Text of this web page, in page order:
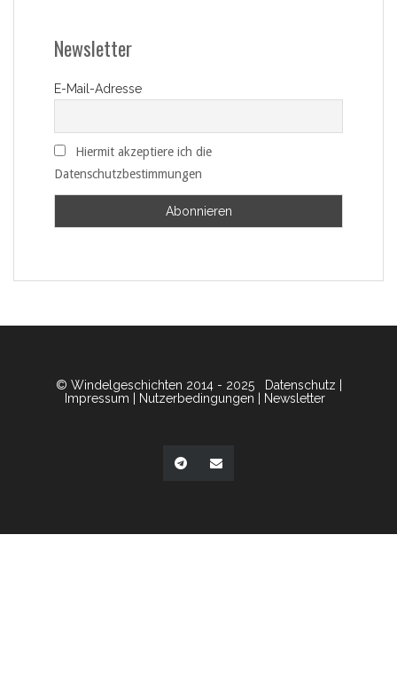
Newsletter
E-Mail-Adresse
Hiermit akzeptiere ich die
Datenschutzbestimmungen
© Windelgeschichten 2014 - 2025 Datenschutz
Impressum
Nutzerbedingungen Newsletter